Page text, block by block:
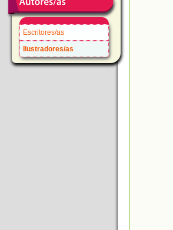
Escritores/as
Ilustradores/as